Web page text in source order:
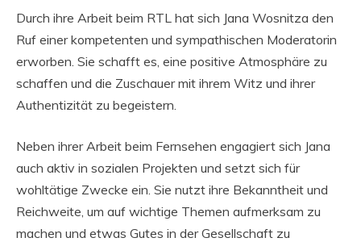
Durch ihre Arbeit beim RTL hat sich Jana Wosnitza den
Ruf einer kompetenten und sympathischen Moderatorin
erworben. Sie schafft es, eine positive Atmosphäre zu
schaffen und die Zuschauer mit ihrem Witz und ihrer
Authentizität zu begeistern.
Neben ihrer Arbeit beim Fernsehen engagiert sich Jana
auch aktiv in sozialen Projekten und setzt sich für
wohltätige Zwecke ein. Sie nutzt ihre Bekanntheit und
Reichweite, um auf wichtige Themen aufmerksam zu
machen und etwas Gutes in der Gesellschaft zu